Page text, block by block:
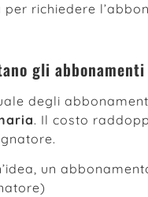
per richiedere
gli abbonamenti
degli
. Il costo
un